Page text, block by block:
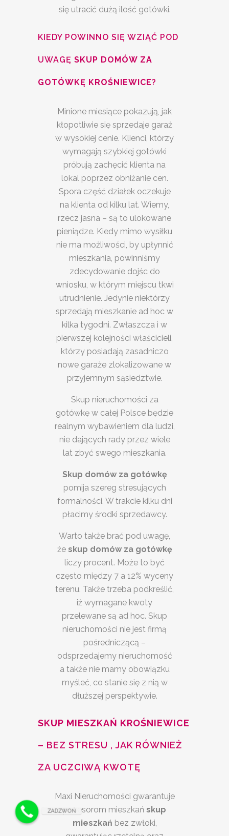
się utracić dużą ilość gotówki.
KIEDY POWINNO SIĘ WZIĄĆ POD
UWAGĘ SKUP DOMÓW ZA
GOTÓWKĘ KROŚNIEWICE?
Minione miesiące pokazują, jak
kłopotliwie się sprzedaje garaż
w wysokiej cenie. Klienci, którzy
wymagają szybkiej gotówki
próbują zachęcić klienta na
lokal poprzez obniżanie cen.
Spora część działek oczekuje
na klienta od kilku lat. Wiemy,
rzecz jasna – są to ulokowane
pieniądze. Kiedy mimo wysiłku
nie ma możliwości, by upłynnić
mieszkania, powinniśmy
zdecydowanie dojśc do
wniosku, w którym miejscu tkwi
utrudnienie. Jedynie niektórzy
sprzedają mieszkanie ad hoc w
kilka tygodni. Zwłaszcza i w
pierwszej kolejności właścicieli,
którzy posiadają zasadniczo
nowe garaże zlokalizowane w
przyjemnym sąsiedztwie.
Skup nieruchomości za
gotówkę w całej Polsce będzie
realnym wybawieniem dla ludzi,
nie dających rady przez wiele
lat zbyć swego mieszkania.
Skup domów za gotówkę
pomija szereg stresujących
formalności. W trakcie kilku dni
płacimy środki sprzedawcy.
Warto także brać pod uwagę,
że skup domów za gotówkę
liczy procent. Może to być
często między 7 a 12% wyceny
terenu. Także trzeba podkreślić,
iż wymagane kwoty
przelewane są ad hoc. Skup
nieruchomości nie jest firmą
pośredniczącą –
odsprzedajemy nieruchomość
a także nie mamy obowiązku
myśleć, co stanie się z nią w
dłuższej perspektywie.
SKUP MIESZKAŃ KROŚNIEWICE
– BEZ STRESU , JAK RÓWNIEŻ
ZA UCZCIWĄ KWOTĘ
Maxi Nieruchomości gwarantuje
posesorom mieszkań skup
mieszkań bez zwłoki,
ZADZWOŃ